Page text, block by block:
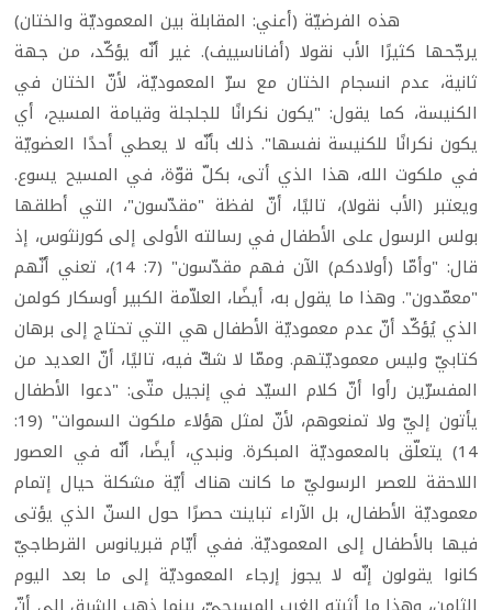
هذه الفرضيّة (أعني: المقابلة بين المعموديّة والختان)
يرجّحها كثيرًا الأب نقولا (أفاناسييف). غير أنّه يؤكّد، من جهة
ثانية، عدم انسجام الختان مع سرّ المعموديّة، لأنّ الختان في
الكنيسة، كما يقول: "يكون نكرانًا للجلجلة وقيامة المسيح، أي
يكون نكرانًا للكنيسة نفسها". ذلك بأنّه لا يعطي أحدًا العضويّة
في ملكوت الله، هذا الذي أتى، بكلّ قوّة، في المسيح يسوع.
ويعتبر (الأب نقولا)، تاليًا، أنّ لفظة "مقدّسون"، التي أطلقها
بولس الرسول على الأطفال في رسالته الأولى إلى كورنثوس، إذ
قال: "وأمّا (أولادكم) الآن فهم مقدّسون" (7: 14)، تعني أنّهم
"معمّدون". وهذا ما يقول به، أيضًا، العلاّمة الكبير أوسكار كولمن
الذي يُؤكّد أنّ عدم معموديّة الأطفال هي التي تحتاج إلى برهان
كتابيّ وليس معموديّتهم. وممّا لا شكّ فيه، تاليًا، أنّ العديد من
المفسرّين رأوا أنّ كلام السيّد في إنجيل متّى: "دعوا الأطفال
يأتون إليّ ولا تمنعوهم، لأنّ لمثل هؤلاء ملكوت السموات" (19:
14) يتعلّق بالمعموديّة المبكرة. ونبدي، أيضًا، أنّه في العصور
اللاحقة للعصر الرسوليّ ما كانت هناك أيّة مشكلة حيال إتمام
معموديّة الأطفال، بل الآراء تباينت حصرًا حول السنّ الذي يؤتى
فيها بالأطفال إلى المعموديّة. ففي أيّام قبريانوس القرطاجيّ
كانوا يقولون إنّه لا يجوز إرجاء المعموديّة إلى ما بعد اليوم